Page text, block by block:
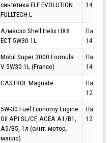
синтетика ELF EVOLUTION
FULLTECH L
А/масло Shell Helix HX8
ECT 5W30 1L
Партнёр
Mobil Super 3000 Formula
V 5W30 1L (France)
Партнёр
CASTROL Magnate
Партнёр
5W-30 Fuel Economy Engine
Oil API SL/CF, ACEA A1/B1,
A5/B5, 1л (синт. мотор.
масло)
Партнёр